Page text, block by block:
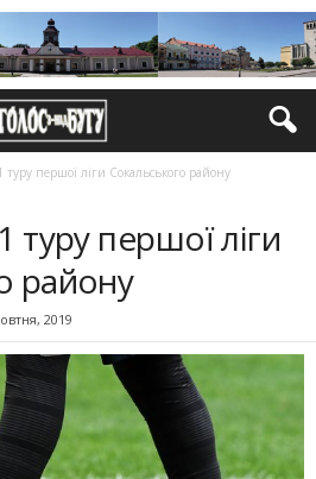
туру першої ліги Сокальського району
туру першої ліги
району
2019